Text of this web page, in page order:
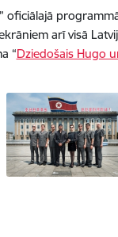
oficiālajā
arī visā
“Dziedošais Hugo